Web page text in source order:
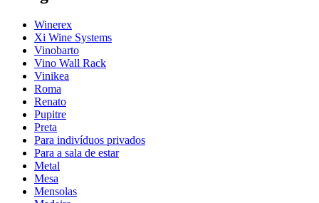
Geral
entregaMontado
PosicionamentoChão
Modular
Garrafas
Número de garrafas (Bordeaux)
tipo de garrafaBorgonha
Dimensões (LxAxP cm)
Altura (cm)
Largura (cm)
Winerex
Xi Wine Systems
Vinobarto
Vino Wall Rack
Vinikea
Roma
Renato
Pupitre
Preta
Para indivíduos privados
Para a sala de estar
Metal
Mesa
Mensolas